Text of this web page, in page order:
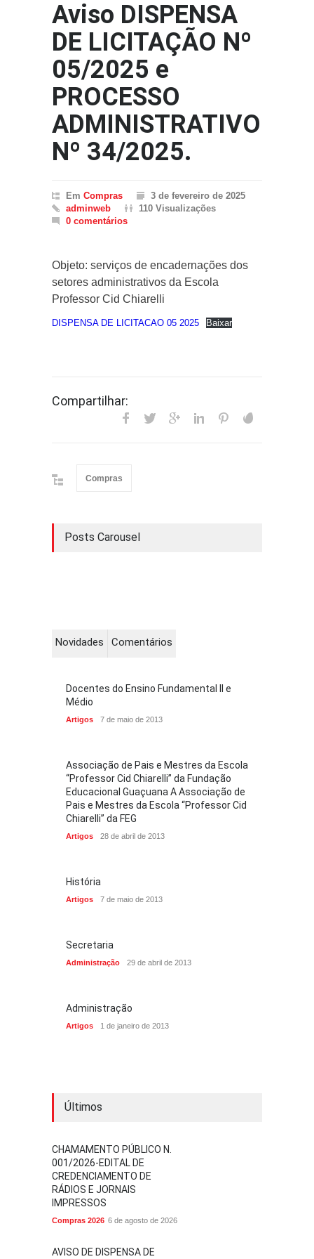
Aviso DISPENSA
DE LICITAÇÃO Nº
05/2025 e
PROCESSO
ADMINISTRATIVO
Nº 34/2025.
Em Compras
3 de fevereiro de 2025
adminweb
110 Visualizações
0 comentários
Objeto: serviços de encadernações dos
setores administrativos da Escola
Professor Cid Chiarelli
DISPENSA DE LICITACAO 05 2025 Baixar
Compartilhar:
Compras
Posts Carousel
Novidades Comentários
Docentes do Ensino Fundamental II e
Médio
Artigos 7 de maio de 2013
Associação de Pais e Mestres da Escola
“Professor Cid Chiarelli” da Fundação
Educacional Guaçuana A Associação de
Pais e Mestres da Escola “Professor Cid
Chiarelli” da FEG
Artigos 28 de abril de 2013
História
Artigos 7 de maio de 2013
Secretaria
Administração 29 de abril de 2013
Administração
Artigos 1 de janeiro de 2013
Últimos
CHAMAMENTO PÚBLICO N.
001/2026-EDITAL DE
CREDENCIAMENTO DE
RÁDIOS E JORNAIS
IMPRESSOS
Compras 2026 6 de agosto de 2026
AVISO DE DISPENSA DE